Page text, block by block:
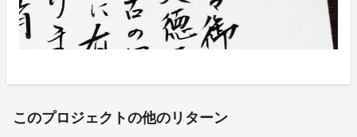
このプロジェクトの他のリターン